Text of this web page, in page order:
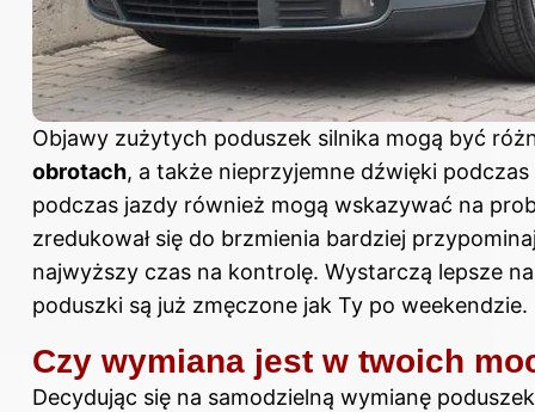
Objawy zużytych poduszek silnika mogą być
obrotach, a także nieprzyjemne dźwięki
podczas jazdy również mogą wskazywać na
zredukował się do brzmienia bardziej
najwyższy czas na kontrolę. Wystarczą lepsze
poduszki są już zmęczone jak Ty po weekendzie.
Czy wymiana jest w twoich
Decydując się na samodzielną wymianę